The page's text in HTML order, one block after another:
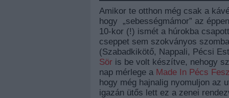
Amikor te otthon még csak a
hogy „sebességmámor” az
10-kor (!) ismét a húrokba
cseppet sem szokványos
(Szabadkikötő, Nappali, Pécsi
Sör is be volt készítve, nehogy
nap mérlege a Made In Pécs
hogy még hajnalig nyomuljon az
igazán ütős lett ez a zenei